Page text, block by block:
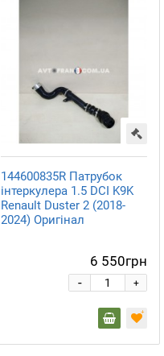
144600835R Патрубок
інтеркулера 1.5 DCI K9K
Renault Duster 2 (2018-
2024) Оригінал
6 550грн
+
-